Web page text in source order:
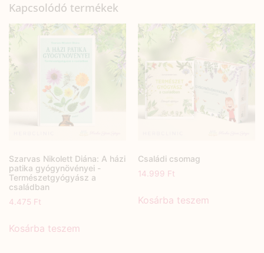
Kapcsolódó termékek
Szarvas Nikolett Diána: A házi
patika gyógynövényei -
Természetgyógyász a
családban
4.475 Ft
Kosárba teszem
Családi csomag
14.999 Ft
Kosárba teszem